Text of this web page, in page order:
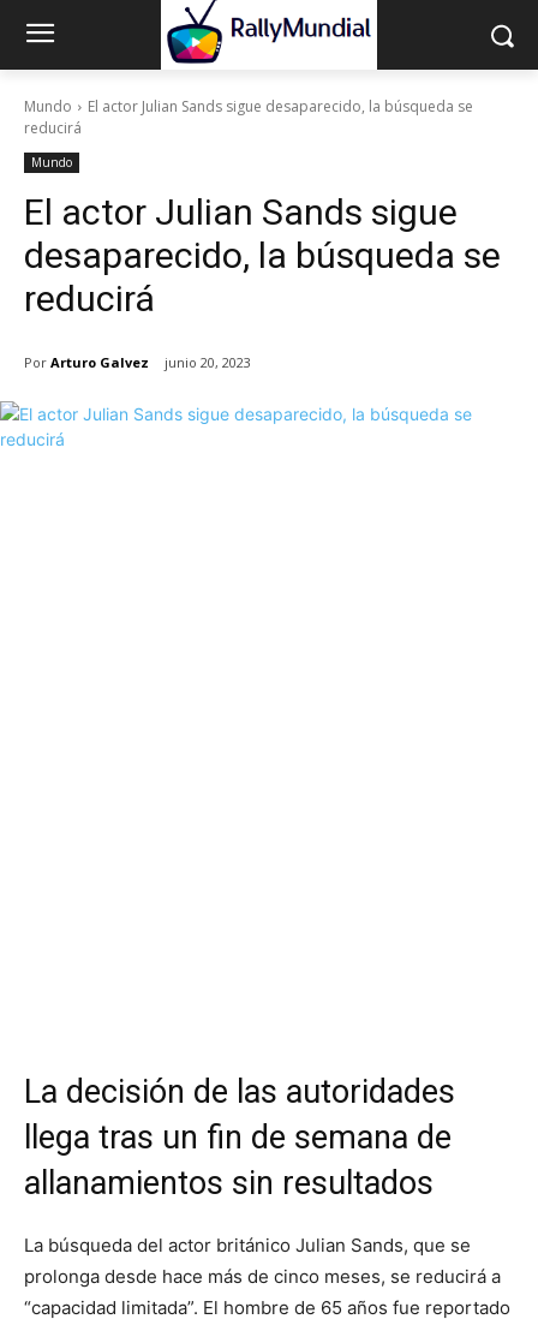
Mundo
El actor Julian Sands sigue desaparecido, la búsqueda se
reducirá
Mundo
El actor Julian Sands sigue
desaparecido, la búsqueda se
reducirá
Por Arturo Galvez junio 20, 2023
La decisión de las autoridades
llega tras un fin de semana de
allanamientos sin resultados
La búsqueda del actor británico Julian Sands, que se
prolonga desde hace más de cinco meses, se reducirá a
“capacidad limitada”. El hombre de 65 años fue reportado